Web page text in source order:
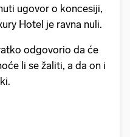
ugovor o koncesiji,
Hotel je ravna nuli.
odgovorio da će
li se žaliti, a da on i